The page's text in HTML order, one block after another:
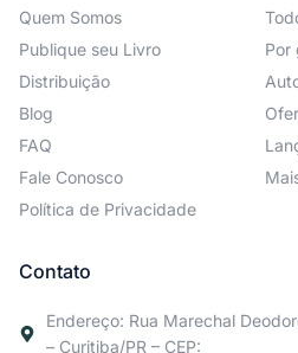
Quem Somos
Publique seu Livro
Distribuição
Blog
FAQ
Fale Conosco
Política de Privacidade
Por
Contato
Endereço: Rua Marechal
– Curitiba/PR – CEP: